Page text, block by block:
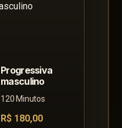
Progressiva
masculino
120 Minutos
R$ 180,00